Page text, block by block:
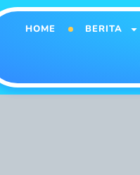
HOME BERITA